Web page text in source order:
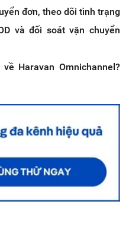
đơn, theo dõi tình trạng
và đối soát vận chuyển
Haravan Omnichannel?